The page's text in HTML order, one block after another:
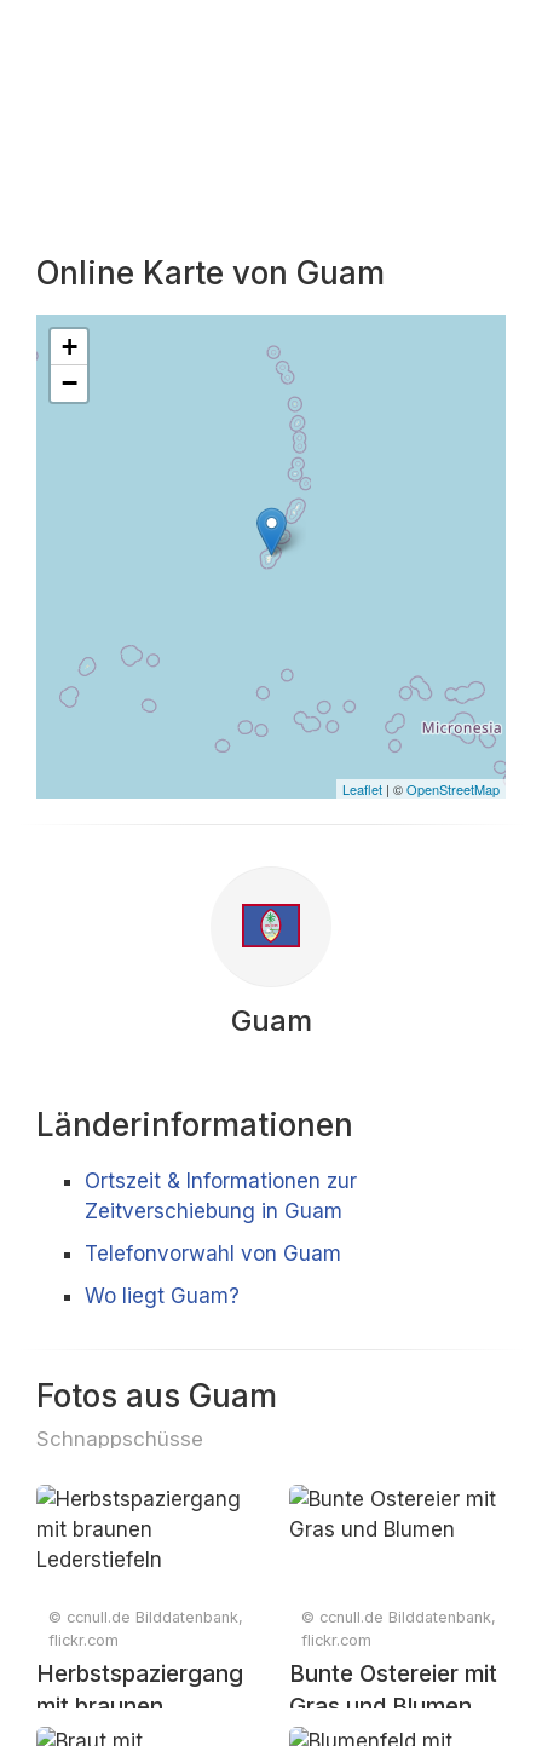
Online Karte von Guam
+
−
Leaflet | ©OpenStreetMap
Guam
Länderinformationen
Ortszeit & Informationen zur
Zeitverschiebung in Guam
Telefonvorwahl von Guam
Wo liegt Guam?
Fotos aus Guam
Schnappschüsse
© ccnull.de Bilddatenbank,
flickr.com
Herbstspaziergang
mit braunen
Lederstiefeln
© ccnull.de Bilddatenbank,
flickr.com
Bunte Ostereier mit
Gras und Blumen